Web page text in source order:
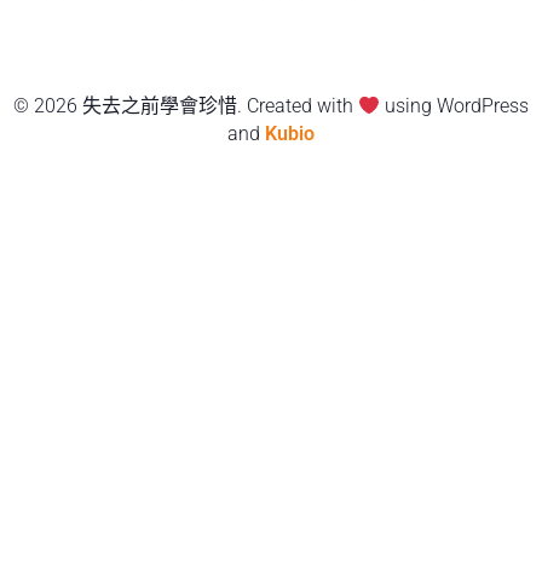
© 2026 失去之前學會珍惜. Created with
using WordPress
and Kubio